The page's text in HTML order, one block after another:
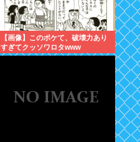
【画像】このボケて、破壊力あり
すぎてクッソワロタwww